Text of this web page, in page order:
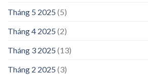
Tháng 5 2025 (5)
Tháng 4 2025 (2)
Tháng 3 2025 (13)
Tháng 2 2025 (3)